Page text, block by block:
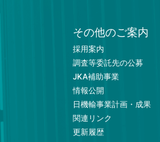
その他のご案内
採用案内
調査等委託先の公募
JKA補助事業
情報公開
日機輸事業計画・成果
関連リンク
更新履歴